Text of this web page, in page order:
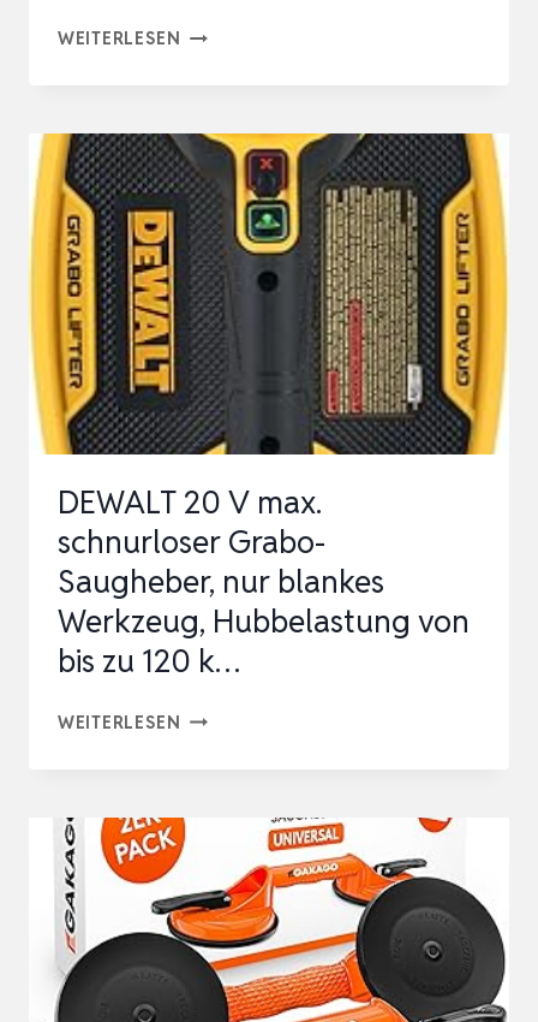
WEITERLESEN 2ER
SAUGHEBER
MIT
MANOMETER,
GLASSAUGER
TRAGKRAFT
MAX.
220KG,
VAKUUM
SAUGHEBER
GLAS,
…
DEWALT 20 V max.
schnurloser Grabo-
Saugheber, nur blankes
Werkzeug, Hubbelastung von
bis zu 120 k…
WEITERLESEN DEWALT
MAX.
SCHNURLOSER
GRABO-
SAUGHEBER,
NUR
BLANKES